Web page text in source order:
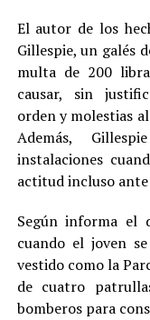
El autor de los
Gillespie, un galés
multa de 200
causar, sin
orden y molestias
Además,
instalaciones
actitud incluso ante
Según informa el
cuando el joven
vestido como la
de cuatro
bomberos para